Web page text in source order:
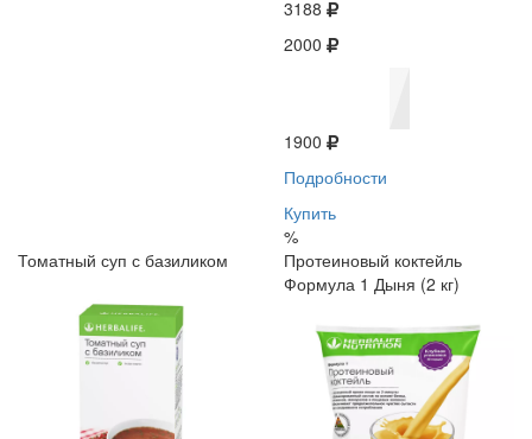
3188
2000
1900
Подробности
Купить
%
Томатный суп с базиликом
Протеиновый коктейль
Формула 1 Дыня (2 кг)